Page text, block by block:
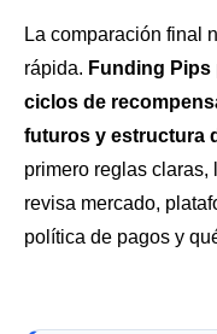
La comparación final
rápida. Funding Pips
ciclos de
futuros y estructura
primero reglas claras,
revisa mercado,
política de pagos y